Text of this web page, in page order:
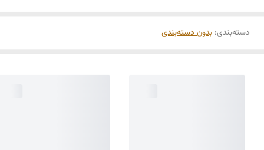
دسته‌بندی: بدون دسته‌بندی